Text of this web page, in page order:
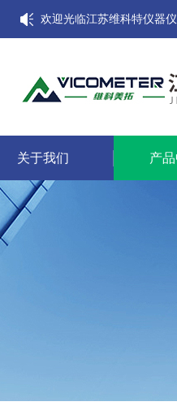
欢迎光临江苏维科特仪器
关于我们 产